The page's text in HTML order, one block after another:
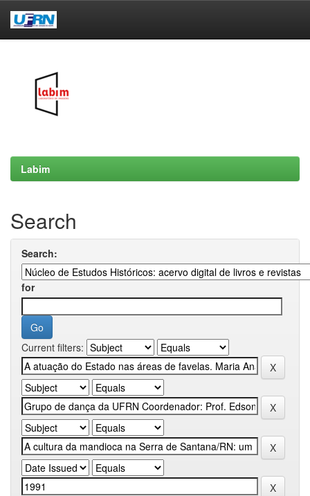
Labim
Search
Search:
for
Current filters: